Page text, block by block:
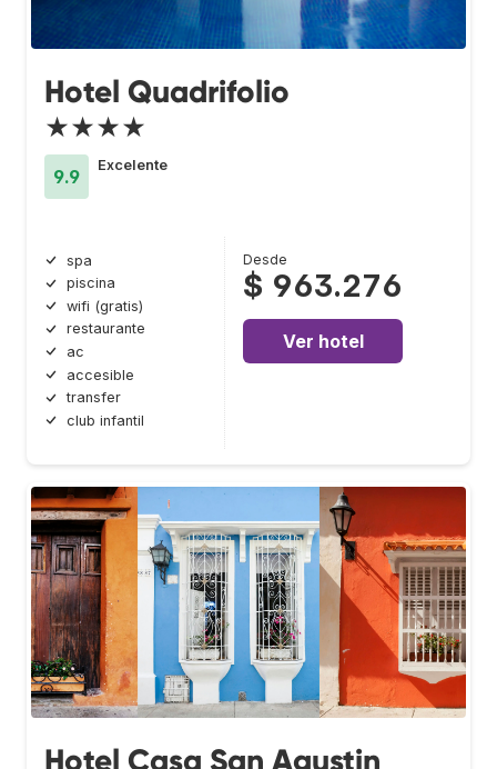
Hotel Quadrifolio
★★★★
9.9
Excelente
spa
piscina
wifi (gratis)
restaurante
ac
accesible
transfer
club infantil
Desde
$ 963.276
Ver hotel
Hotel Casa San Agustin